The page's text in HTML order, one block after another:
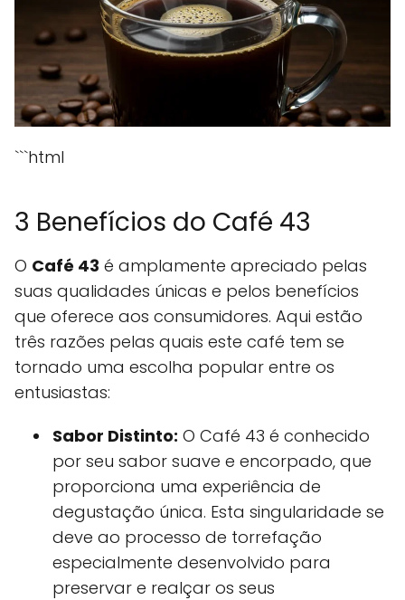
```html
3 Benefícios do Café 43
O Café 43 é amplamente apreciado pelas
suas qualidades únicas e pelos benefícios
que oferece aos consumidores. Aqui estão
três razões pelas quais este café tem se
tornado uma escolha popular entre os
entusiastas:
Sabor Distinto: O Café 43 é conhecido
por seu sabor suave e encorpado, que
proporciona uma experiência de
degustação única. Esta singularidade se
deve ao processo de torrefação
especialmente desenvolvido para
preservar e realçar os seus